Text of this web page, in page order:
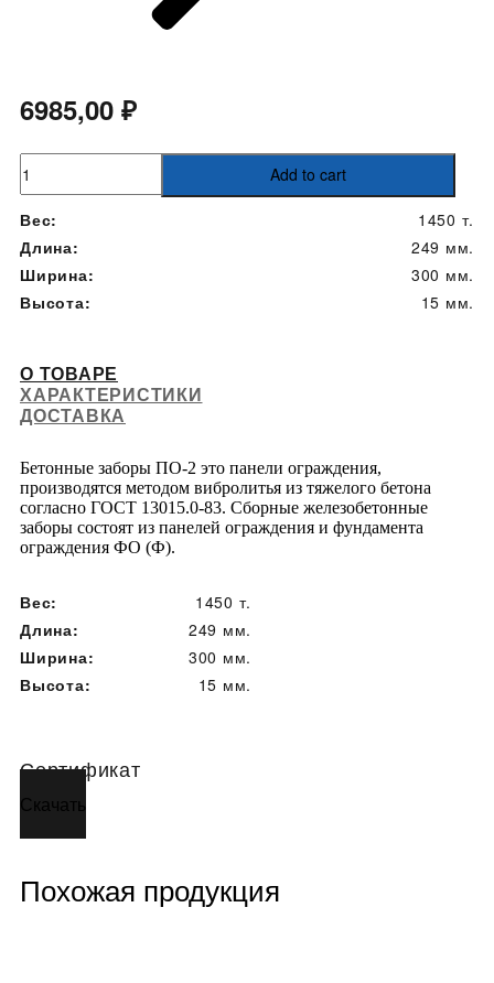
6985,00 ₽
quantity
Add to cart
Вес:
1450 т.
Длина:
249 мм.
Ширина:
300 мм.
Высота:
15 мм.
О ТОВАРЕ
ХАРАКТЕРИСТИКИ
ДОСТАВКА
Бетонные заборы ПО-2 это панели ограждения,
производятся методом вибролитья из тяжелого бетона
согласно ГОСТ 13015.0-83. Сборные железобетонные
заборы состоят из панелей ограждения и фундамента
ограждения ФО (Ф).
Вес:
1450 т.
Длина:
249 мм.
Ширина:
300 мм.
Высота:
15 мм.
Сертификат
Скачать
Похожая продукция